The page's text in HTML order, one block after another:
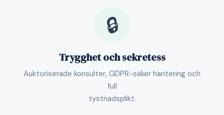
🔒
Trygghet och sekretess
Auktoriserade konsulter, GDPR-säker hantering och
full
tystnadsplikt.